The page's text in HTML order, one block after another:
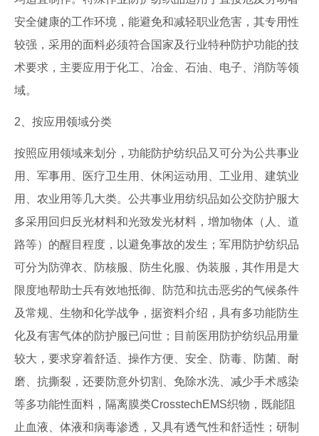
安全健康的工作环境，能避免和减轻职业危害，其专用性
较强，采用的面料必须符合国家及行业特种防护功能的技
术要求，主要应用于化工、冶金、石油、电子、消防等领
域。
2、按应用领域分类
按照应用领域来划分，功能防护纺织品又可分为公共事业
用、军事用、医疗卫生用、休闲运动用、工业用、建筑业
用、农业用等几大类。公共事业用纺织品如公交防护服大
多采用回归反光材料和光致发光材料，增加物体（人、道
路等）的醒目程度，以避免事故的发生；军用防护纺织品
可分为防弹衣、防核服、防生化服、伪装服，其作用是大
限度地帮助士兵有效地抵御、防范和抗击恶劣的气候条件
及常规、生物和化学战争，据资料介绍，具有多功能防生
化及有害气体的防护服已问世；目前医用防护纺织品用量
较大，要求穿着舒适、操作方便、安全、防毒、防菌、耐
磨、抗撕裂，还要防意外切割、免除水洗、减少手术感染
等多功能性面料，隔离膜类CrosstechEMS织物，既能阻
止血液、体液和病毒渗透，又具有透气性和舒适性；研制